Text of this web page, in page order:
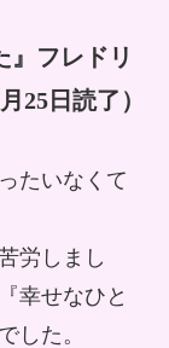
』フレドリ
25日読了）
たいなくて
労しまし
幸せなひと
した。